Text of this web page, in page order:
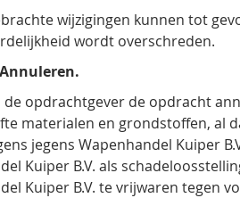
wijzigingen kunnen tot
wordt overschreden.
de opdrachtgever de opdracht
materialen en grondstoffen, al
jegens Wapenhandel Kuiper
Kuiper B.V. als
Kuiper B.V. te vrijwaren tegen